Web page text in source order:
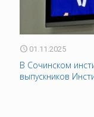
01.11.2025
В Сочинском
выпускников